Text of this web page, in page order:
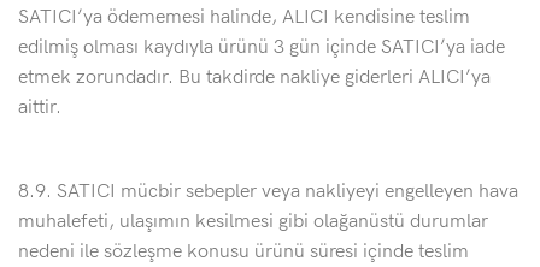
SATICI’ya ödememesi halinde, ALICI kendisine teslim
edilmiş olması kaydıyla ürünü 3 gün içinde SATICI’ya iade
etmek zorundadır. Bu takdirde nakliye giderleri ALICI’ya
aittir.
8.9. SATICI mücbir sebepler veya nakliyeyi engelleyen hava
muhalefeti, ulaşımın kesilmesi gibi olağanüstü durumlar
nedeni ile sözleşme konusu ürünü süresi içinde teslim